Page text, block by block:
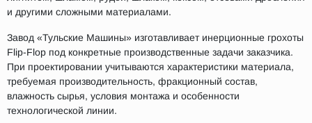
и другими сложными материалами.
Завод «Тульские Машины» изготавливает инерционные грохоты
Flip-Flop под конкретные производственные задачи заказчика.
При проектировании учитываются характеристики материала,
требуемая производительность, фракционный состав,
влажность сырья, условия монтажа и особенности
технологической линии.